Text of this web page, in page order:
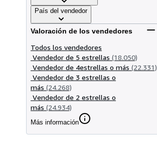
País del vendedor
Valoración de los vendedores
Todos los vendedores
Vendedor de 5 estrellas (18.050)
Vendedor de 4estrellas o más (22.331)
Vendedor de 3 estrellas o
más (24.268)
Vendedor de 2 estrellas o
más (24.934)
Más información